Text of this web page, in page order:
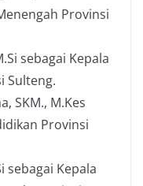
Provinsi
sebagai Kepala
Sulteng.
SKM., M.Kes
Provinsi
sebagai Kepala